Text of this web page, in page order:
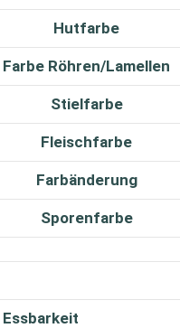
Hutfarbe
Farbe Röhren/Lamellen
Stielfarbe
Fleischfarbe
Farbänderung
Sporenfarbe
Essbarkeit